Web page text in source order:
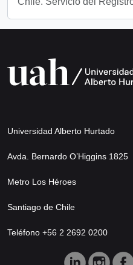
Universidad Alberto Hurtado
Avda. Bernardo O’Higgins 1825
Metro Los Héroes
Santiago de Chile
Teléfono +56 2 2692 0200